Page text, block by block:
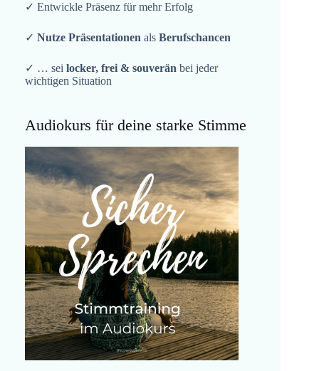
✓ Entwickle Präsenz für mehr Erfolg
✓ Nutze Präsentationen als Berufschancen
✓ … sei locker, frei & souverän bei jeder
wichtigen Situation
Audiokurs für deine starke Stimme